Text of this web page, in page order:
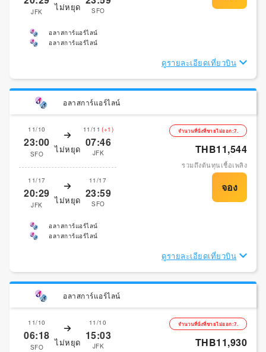
JFK ไม่หยุด SFO
อลาสการ์แอร์ไลน์
อลาสการ์แอร์ไลน์
ดูรายละเอียดเที่ยวบิน
อลาสการ์แอร์ไลน์
11/10
23:00
SFO ไม่หยุด
11/11 (+1)
07:46
JFK
11/17
20:29
JFK ไม่หยุด
11/17
23:59
SFO
จำนวนที่นั่งที่ขายไม่ออก:7.
THB11,544
รวมถึงต้นทุนเชื้อเพลิง
อลาสการ์แอร์ไลน์
อลาสการ์แอร์ไลน์
ดูรายละเอียดเที่ยวบิน
อลาสการ์แอร์ไลน์
11/10
06:18
SFO ไม่หยุด
11/10
15:03
JFK
จำนวนที่นั่งที่ขายไม่ออก:7.
THB11,930